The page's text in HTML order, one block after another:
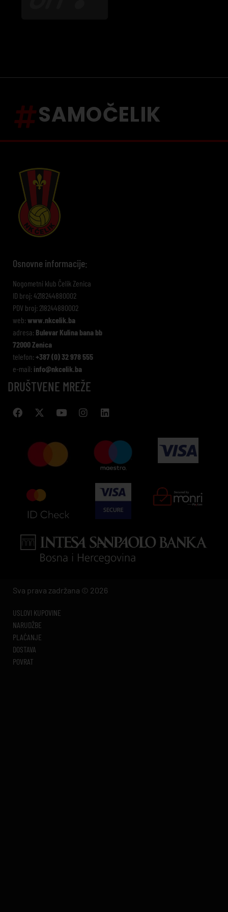
SAMOČELIK
Osnovne informacije:
Nogometni klub Čelik Zenica
ID broj: 4218244880002
PDV broj: 218244880002
web: www.nkcelik.ba
adresa: Bulevar Kulina bana bb
72000 Zenica
telefon: +387 (0) 32 978 555
e-mail: info@nkcelik.ba
DRUŠTVENE MREŽE
Sva prava zadržana © 2026
USLOVI KUPOVINE
NARUDŽBE
PLAĆANJE
DOSTAVA
POVRAT